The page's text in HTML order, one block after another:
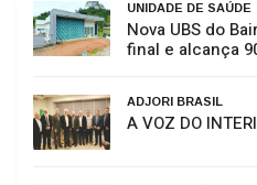
UNIDADE DE SAÚDE
Nova UBS do
final e alcança
ADJORI BRASIL
A VOZ DO